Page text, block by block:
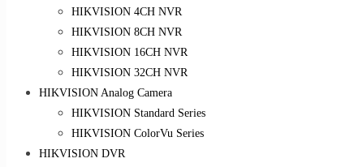
HIKVISION 4CH NVR
HIKVISION 8CH NVR
HIKVISION 16CH NVR
HIKVISION 32CH NVR
HIKVISION Analog Camera
HIKVISION Standard Series
HIKVISION ColorVu Series
HIKVISION DVR